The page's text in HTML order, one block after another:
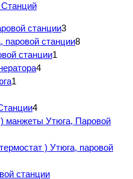
станции3
паровой станции8
станции1
4
1
4
манжеты Утюга, Паровой
) Утюга, паровой
станции